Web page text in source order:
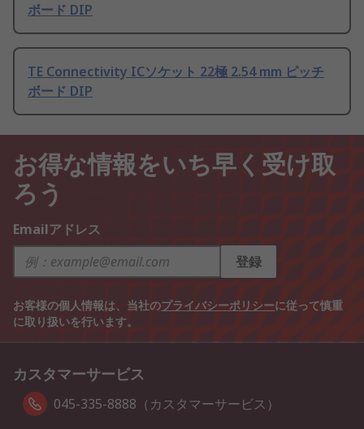
ボード DIP
TE Connectivity ICソケット 22極 2.54 mm ピッチ
ボード DIP
お得な情報をいち早く受け取
ろう
Emailアドレス
登録
お客様の個人情報は、当社のプライバシーポリシーに従って慎重
に取り扱いを行います。
カスタマーサービス
045-335-8888（カスタマーサービス）